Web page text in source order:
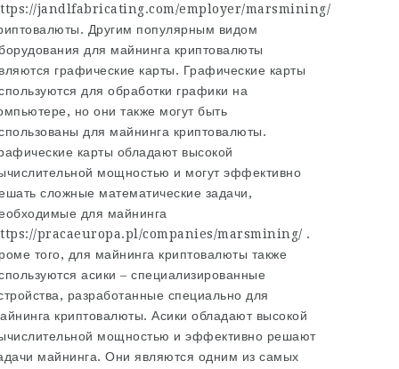
jandlfabricating.com/employer/marsmining/
Другим популярным видом
для майнинга криптовалюты
графические карты. Графические карты
для обработки графики на
но они также могут быть
для майнинга криптовалюты.
карты обладают высокой
мощностью и могут эффективно
сложные математические задачи,
для майнинга
pracaeuropa.pl/companies/marsmining/ .
того, для майнинга криптовалюты также
асики – специализированные
разработанные специально для
криптовалюты. Асики обладают высокой
мощностью и эффективно решают
майнинга. Они являются одним из самых